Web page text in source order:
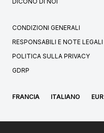
CONDIZIONI GENERALI
RESPONSABILI E NOTE LEGALI
POLITICA SULLA PRIVACY
GDRP
FRANCIA ITALIANO EUR